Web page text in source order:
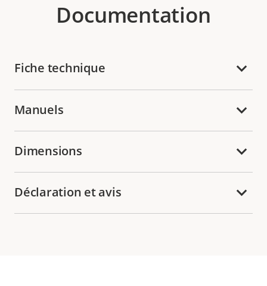
Documentation
Fiche technique
Manuels
Dimensions
Déclaration et avis